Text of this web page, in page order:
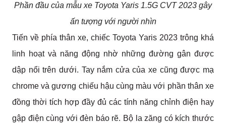
Phần đầu của mẫu xe Toyota Yaris 1.5G CVT 2023 gây
ấn tượng với người nhìn
Tiến về phía thân xe, chiếc Toyota Yaris 2023 trông khá
linh hoạt và năng động nhờ những đường gân được
dập nổi trên dưới. Tay nắm cửa của xe cũng được mạ
chrome và gương chiếu hậu cùng màu với phần thân xe
đồng thời tích hợp đầy đủ các tính năng chỉnh điện hay
gập điện cùng với đèn báo rẽ. Bộ la zăng có kích thước